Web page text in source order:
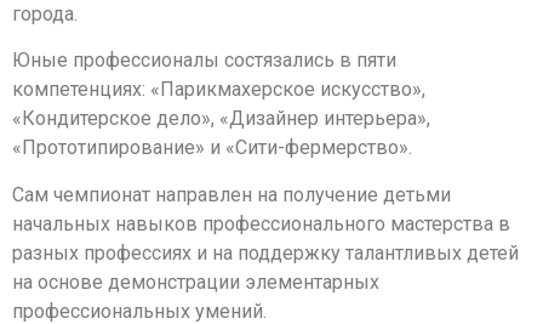
города.
Юные профессионалы состязались в пяти
компетенциях: «Парикмахерское искусство»,
«Кондитерское дело», «Дизайнер интерьера»,
«Прототипирование» и «Сити-фермерство».
Сам чемпионат направлен на получение детьми
начальных навыков профессионального мастерства в
разных профессиях и на поддержку талантливых детей
на основе демонстрации элементарных
профессиональных умений.